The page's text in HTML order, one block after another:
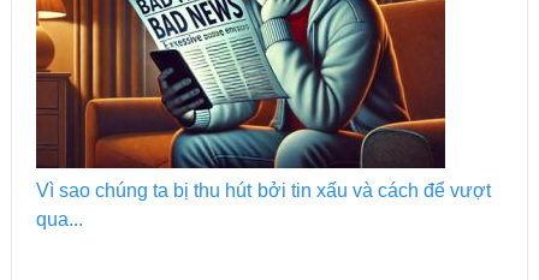
Vì sao chúng ta bị thu hút bởi tin xấu và cách để vượt
qua...